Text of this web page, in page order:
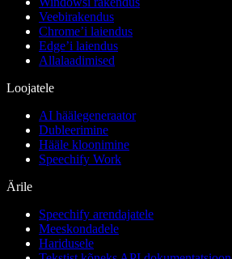
Veebirakendus
Chrome’i laiendus
Edge’i laiendus
Allalaadimised
Loojatele
AI häälegeneraator
Dubleerimine
Hääle kloonimine
Speechify Work
Ärile
Speechify arendajatele
Meeskondadele
Haridusele